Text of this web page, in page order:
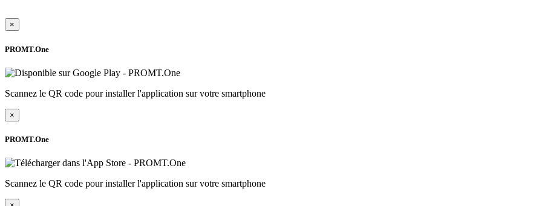
×
PROMT.One
Scannez le QR code pour installer l'application sur votre smartphone
×
PROMT.One
Scannez le QR code pour installer l'application sur votre smartphone